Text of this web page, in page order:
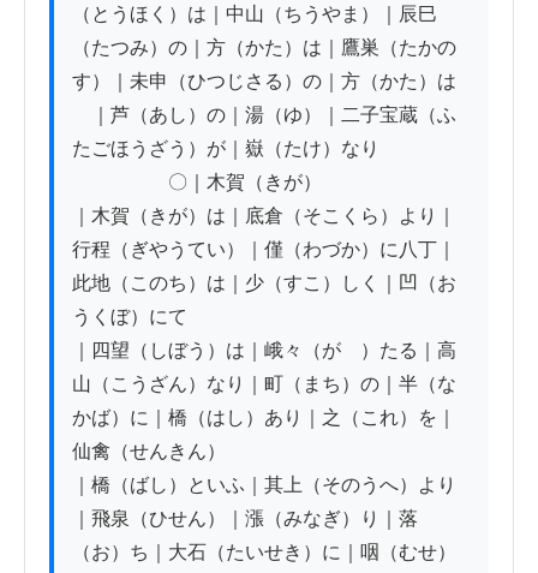
（とうほく）は｜中山（ちうやま）｜辰巳
（たつみ）の｜方（かた）は｜鷹巣（たかの
す）｜未申（ひつじさる）の｜方（かた）は
｜芦（あし）の｜湯（ゆ）｜二子宝蔵（ふ
たごほうざう）が｜嶽（たけ）なり
〇｜木賀（きが）
｜木賀（きが）は｜底倉（そこくら）より｜
行程（ぎやうてい）｜僅（わづか）に八丁｜
此地（このち）は｜少（すこ）しく｜凹（お
うくぼ）にて
｜四望（しぼう）は｜峨々（がゝ）たる｜高
山（こうざん）なり｜町（まち）の｜半（な
かば）に｜橋（はし）あり｜之（これ）を｜
仙禽（せんきん）
｜橋（ばし）といふ｜其上（そのうへ）より
｜飛泉（ひせん）｜漲（みなぎ）り｜落
（お）ち｜大石（たいせき）に｜咽（むせ）